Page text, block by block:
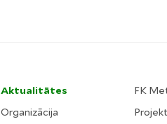
Aktualitātes
Organizācija
FK